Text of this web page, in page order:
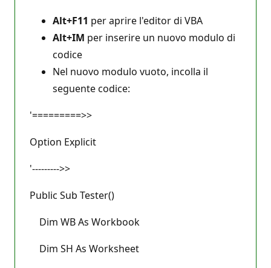
Alt+F11 per aprire l'editor di VBA
Alt+IM per inserire un nuovo modulo di
codice
Nel nuovo modulo vuoto, incolla il
seguente codice:
'=========>>
Option Explicit
'--------->>
Public Sub Tester()
Dim WB As Workbook
Dim SH As Worksheet